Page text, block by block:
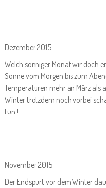
Dezember 2015
Welch sonniger Monat wir doch
Sonne vom Morgen bis zum
Temperaturen mehr an März als
Winter trotzdem noch vorbei
tun !
November 2015
Der Endspurt vor dem Winter